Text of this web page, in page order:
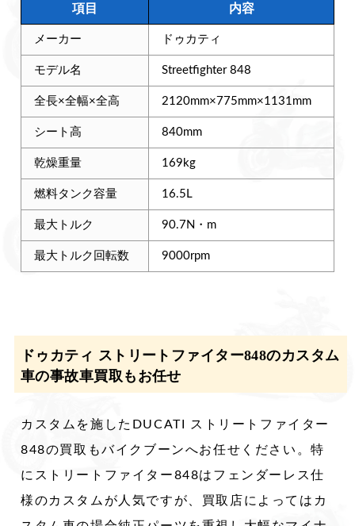
項目 内容
メーカー ドゥカティ
モデル名 Streetfighter 848
全長×全幅×全高 2120mm×775mm×1131mm
シート高 840mm
乾燥重量 169kg
燃料タンク容量 16.5L
最大トルク 90.7N・m
最大トルク回転数 9000rpm
ドゥカティ ストリートファイター848のカスタム
車の事故車買取もお任せ
カスタムを施したDUCATI ストリートファイター
848の買取もバイクブーンへお任せください。特
にストリートファイター848はフェンダーレス仕
様のカスタムが人気ですが、買取店によってはカ